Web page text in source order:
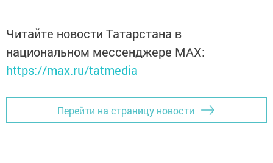
Читайте новости Татарстана в
национальном мессенджере MАХ:
https://max.ru/tatmedia
Перейти на страницу новости